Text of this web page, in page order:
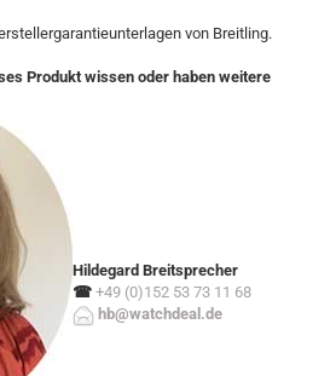
von Breitling.
Produkt wissen oder haben weitere
Hildegard Breitsprecher
☎ +49 (0)152 53 73 11 68
hb@watchdeal.de